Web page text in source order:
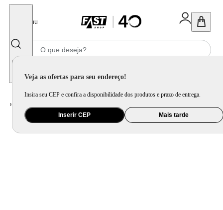
Menu
Veja as ofertas para seu endereço!
Insira seu CEP e confira a disponibilidade dos produtos e prazo de entrega.
Inserir CEP Mais tarde
Home